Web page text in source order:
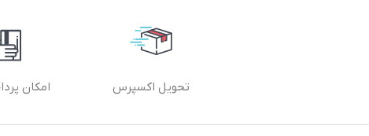
تحویل اکسپرس امکان